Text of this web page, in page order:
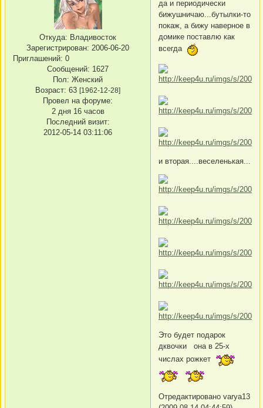
Откуда: Владивосток
Зарегистрирован: 2006-06-20
Приглашений: 0
Сообщений: 1627
Пол: Женский
Возраст: 63 [1962-12-28]
Провел на форуме:
2 дня 16 часов
Последний визит:
2012-05-14 03:11:06
да и периодически
бижушничаю...бутылки-то
покаж, а бижу наверное в
домике поставлю как
всегда
и вторая....веселенькая...
Это будет подарок
дквочки она в 25-х
числах рожкет
Отредактировано varya13